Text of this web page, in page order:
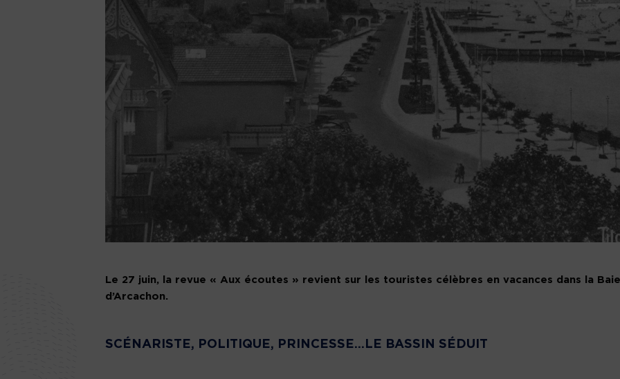
Le 27 juin, la revue « Aux écoutes » revient sur les touristes célèbres en vacances dans la Baie
d’Arcachon.
SCÉNARISTE, POLITIQUE, PRINCESSE…LE BASSIN SÉDUIT